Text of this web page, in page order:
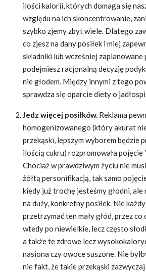
ilości kalorii, których domaga się
względu na ich skoncentrowanie,
szybko zjemy zbyt wiele. Dlatego
co zjesz na dany posiłek i miej
składniki lub wcześniej zaplanowane
podejmiesz racjonalną decyzję
nie głodem. Między innymi z tego
sprawdza się oparcie diety o
Jedz więcej posiłków. Reklama
homogenizowanego (który akurat
przekąski, lepszym wyborem będzie
ilością cukru) rozpromowała pojęcie
Chociaż w prawdziwym życiu nie
żółtą personifikacją, tak samo
kiedy już trochę jesteśmy głodni, ale
na duży, konkretny posiłek. Nie
przetrzymać ten mały głód, przez
wtedy po niewielkie, lecz często
a także te zdrowe lecz
nasiona czy owoce suszone. Nie
nie fakt, że takie przekąski